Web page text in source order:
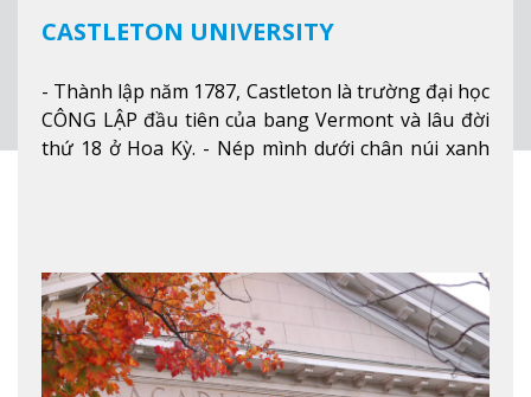
CASTLETON UNIVERSITY
- Thành lập năm 1787, Castleton là trường đại học
CÔNG LẬP đầu tiên của bang Vermont và lâu đời
thứ 18 ở Hoa Kỳ. - Nép mình dưới chân núi xanh
tuyết của trường, sinh viên có thể thưởng thức vẻ
đẹp tự nhiên của Vermont từ mọi góc trong
khuôn viên trường.Xem thêm